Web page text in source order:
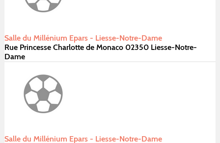
Salle du Millénium Epars - Liesse-Notre-Dame
Rue Princesse Charlotte de Monaco 02350 Liesse-Notre-
Dame
Salle du Millénium Epars - Liesse-Notre-Dame